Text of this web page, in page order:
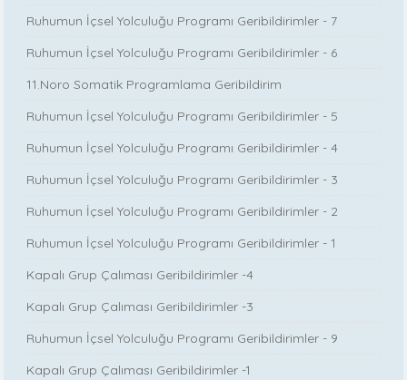
Ruhumun İçsel Yolculuğu Programı Geribildirimler - 7
Ruhumun İçsel Yolculuğu Programı Geribildirimler - 6
11.Noro Somatik Programlama Geribildirim
Ruhumun İçsel Yolculuğu Programı Geribildirimler - 5
Ruhumun İçsel Yolculuğu Programı Geribildirimler - 4
Ruhumun İçsel Yolculuğu Programı Geribildirimler - 3
Ruhumun İçsel Yolculuğu Programı Geribildirimler - 2
Ruhumun İçsel Yolculuğu Programı Geribildirimler - 1
Kapalı Grup Çalıması Geribildirimler -4
Kapalı Grup Çalıması Geribildirimler -3
Ruhumun İçsel Yolculuğu Programı Geribildirimler - 9
Kapalı Grup Çalıması Geribildirimler -1